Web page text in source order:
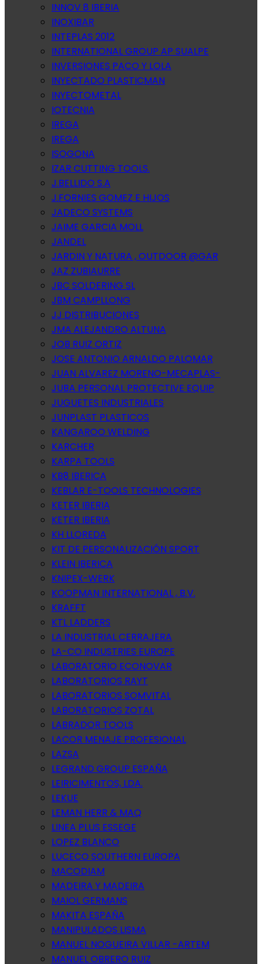
INNOV 8 IBERIA
INOXIBAR
INTEPLAS 2012
INTERNATIONAL GROUP AP SUALPE
INVERSIONES PACO Y LOLA
INYECTADO PLASTICMAN
INYECTOMETAL
IOTECNIA
IREGA
IREGA
ISOGONA
IZAR CUTTING TOOLS.
J.BELLIDO S.A
J.FORNIES GOMEZ E HIJOS
JADECO SYSTEMS
JAIME GARCIA MOLL
JANDEL
JARDIN Y NATURA , OUTDOOR @GAR
JAZ ZUBIAURRE
JBC SOLDERING SL
JBM CAMPLLONG
JJ DISTRIBUCIONES
JMA ALEJANDRO ALTUNA
JOB RUIZ ORTIZ
JOSE ANTONIO ARNALDO PALOMAR
JUAN ALVAREZ MORENO-MECAPLAS-
JUBA PERSONAL PROTECTIVE EQUIP
JUGUETES INDUSTRIALES
JUNPLAST PLASTICOS
KANGAROO WELDING
KARCHER
KARPA TOOLS
KB8 IBERICA
KEBLAR E-TOOLS TECHNOLOGIES
KETER IBERIA
KETER IBERIA
KH LLOREDA
KIT DE PERSONALIZACIÓN SPORT
KLEIN IBERICA
KNIPEX-WERK
KOOPMAN INTERNATIONAL , B.V.
KRAFFT
KTL LADDERS
LA INDUSTRIAL CERRAJERA
LA-CO INDUSTRIES EUROPE
LABORATORIO ECONOVAR
LABORATORIOS RAYT
LABORATORIOS SOMVITAL
LABORATORIOS ZOTAL
LABRADOR TOOLS
LACOR MENAJE PROFESIONAL
LAZSA
LEGRAND GROUP ESPAÑA
LEIRICIMENTOS, LDA.
LEKUE
LEMAN HERR & MAQ
LINEA PLUS ESSEGE
LOPEZ BLANCO
LUCECO SOUTHERN EUROPA
MACODIAM
MADEIRA Y MADEIRA
MAIOL GERMANS
MAKITA ESPAÑA
MANIPULADOS LISMA
MANUEL NOGUEIRA VILLAR -ARTEM
MANUEL OBRERO RUIZ